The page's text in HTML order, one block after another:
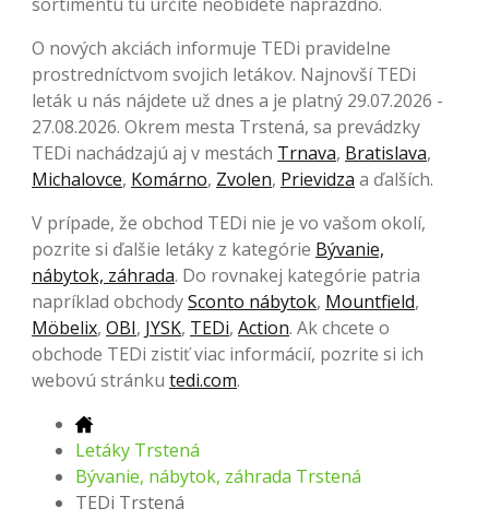
O nových akciách informuje TEDi pravidelne
prostredníctvom svojich letákov. Najnovší TEDi
leták u nás nájdete už dnes a je platný 29.07.2026 -
27.08.2026. Okrem mesta Trstená, sa prevádzky
TEDi nachádzajú aj v mestách Trnava, Bratislava,
Michalovce, Komárno, Zvolen, Prievidza a ďalších.
V prípade, že obchod TEDi nie je vo vašom okolí,
pozrite si ďalšie letáky z kategórie Bývanie,
nábytok, záhrada. Do rovnakej kategórie patria
napríklad obchodySconto nábytok, Mountfield,
Möbelix, OBI, JYSK, TEDi, Action. Ak chcete o
obchode TEDi zistiť viac informácií, pozrite si ich
webovú stránku tedi.com.
Letáky Trstená
Bývanie, nábytok, záhrada Trstená
TEDi Trstená